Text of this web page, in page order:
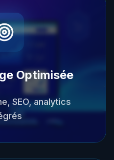
Optimisée
SEO, analytics